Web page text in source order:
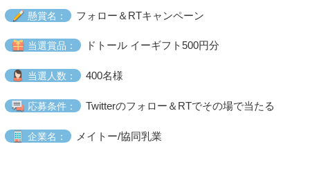
懸賞名： フォロー＆RTキャンペーン
当選賞品： ドトール イーギフト500円分
当選人数： 400名様
応募条件： Twitterのフォロー＆RTでその場で当たる
企業名： メイトー/協同乳業